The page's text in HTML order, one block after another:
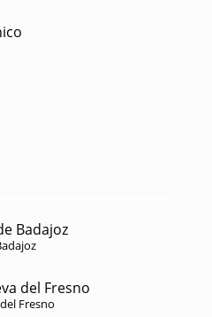
Badajoz
del Fresno
Fresno